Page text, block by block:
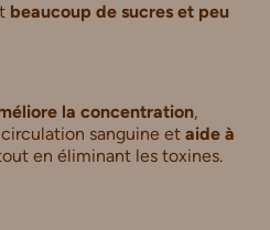
beaucoup de sucres et peu
la concentration,
sanguine et aide à
en éliminant les toxines.